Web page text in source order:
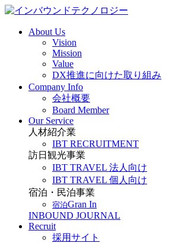
About Us
Vision
Mission
Value
DX推進に向けた取り組み
Company Info
会社概要
Board Member
Our Service
人材紹介業
IBT RECRUITMENT
訪日観光事業
IBT TRAVEL 法人向け
IBT TRAVEL 個人向け
宿泊・民泊事業
宿泊Gran In
INBOUND JOURNAL
Recruit
採用サイト